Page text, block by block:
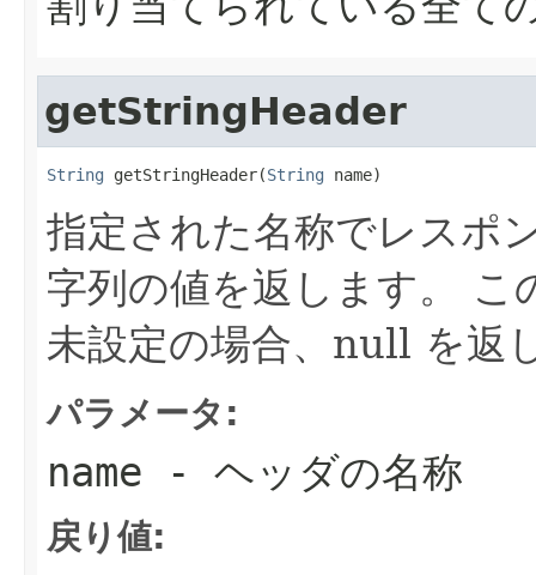
getStringHeader
String getStringHeader(String name)
指定された名称でレスポ
字列の値を返します。 こ
未設定の場合、null を返
パラメータ:
name - ヘッダの名称
戻り値: